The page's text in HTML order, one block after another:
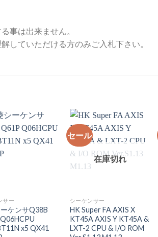
事は出来ません。
していただける方のみご入札下さい。
サー
ケンサQ38B
x5 QX41
セール
在庫切れ
シーケンサー
HK Super FA AXIS X
KT45A AXIS Y KT45A &
LXT-2 CPU & I/O ROM